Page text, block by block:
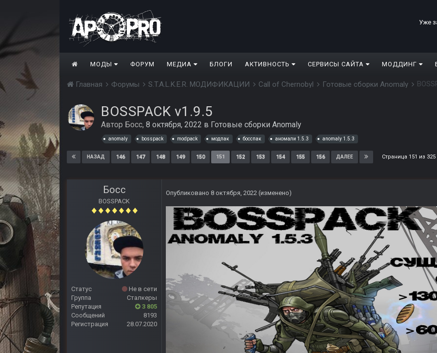
Уже
МОДЫ ФОРУМ МЕДИА БЛОГИ АКТИВНОСТЬ СЕРВИСЫ САЙТА МОДДИНГ
Главная Форумы S.T.A.L.K.E.R. МОДИФИКАЦИИ Call of Chernobyl Готовые сборки Anomaly
BOSSPACK v1.9.5
Автор Босс, 8 октября, 2022 в Готовые сборки Anomaly
anomaly bosspack modpack модпак босспак аномали 1.5.3 anomaly 1.5.3
НАЗАД 146 147 148 149 150 151 152 153 154 155 156 ДАЛЕЕ Страница 151 из
Босс
BOSSPACK
Статус
Не в сети
Группа
Сталкеры
Репутация
3 805
Сообщений
8193
Регистрация
28.07.2020
Опубликовано 8 октября, 2022 (изменено)